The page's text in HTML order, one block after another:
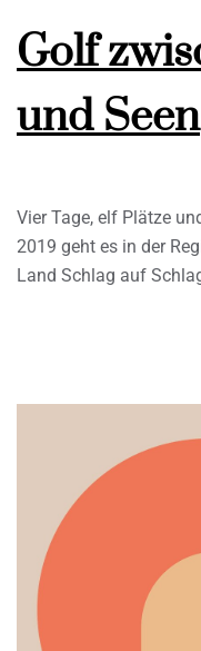
Golf
und Seen
Vier Tage, elf Plätze
2019 geht es in der
Land Schlag auf